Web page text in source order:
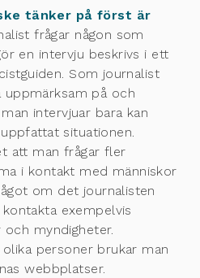
tänker på först är
frågar någon som
en intervju beskrivs i ett
Som journalist
uppmärksam på och
intervjuar bara kan
situationen.
att man frågar fler
i kontakt med människor
om det journalisten
exempelvis
myndigheter.
personer brukar man
webbplatser.